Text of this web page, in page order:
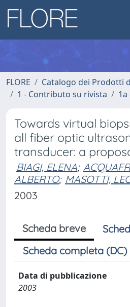
FLORE
Catalogo dei Prodotti
1 - Contributo su rivista
Towards virtual
all fiber optic
transducer: a
BIAGI, ELENA;
ALBERTO; MASOTTI,
2003
Scheda breve
Scheda completa (DC)
Data di pubblicazione
2003